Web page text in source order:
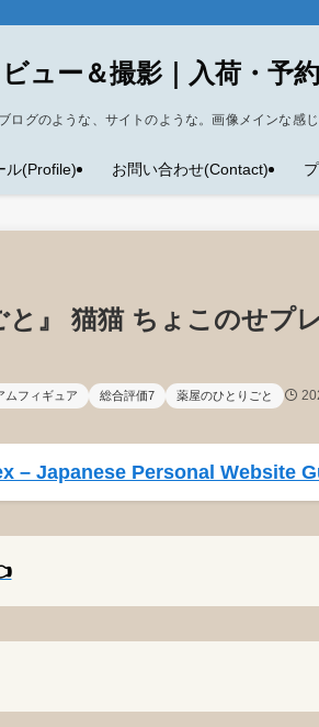
ュー＆撮影｜入荷・予
ブログのような、サイトのような。画像メインな感
ル(Profile) お問い合わせ(Contact)
』 猫猫 ちょこのせプ
ムフィギュア 総合評価7 薬屋のひとりごと
– Japanese Personal Website